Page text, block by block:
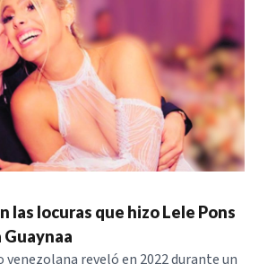
las locuras que hizo Lele Pons
Guaynaa
reveló en 2022 durante un